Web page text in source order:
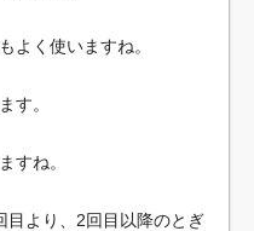
よく使いますね。
す。
すね。
目より、2回目以降のとぎ